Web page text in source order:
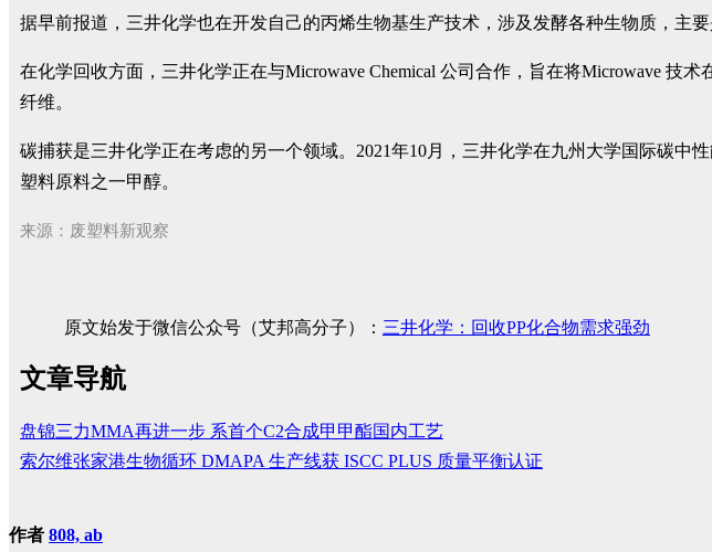
据早前报道，三井化学也在开发自己的丙烯生物基生产技术，涉及发酵各种生物质，主
在化学回收方面，三井化学正在与Microwave Chemical 公司合作，旨在将Microwave 技
纤维。
碳捕获是三井化学正在考虑的另一个领域。2021年10月，三井化学在九州大学国际碳
塑料原料之一甲醇。
来源：废塑料新观察
原文始发于微信公众号（艾邦高分子）： 三井化学：回收PP化合物需求强劲
文章导航
盘锦三力MMA再进一步 系首个C2合成甲甲酯国内工艺
索尔维张家港生物循环 DMAPA 生产线获 ISCC PLUS 质量平衡认证
作者 808, ab